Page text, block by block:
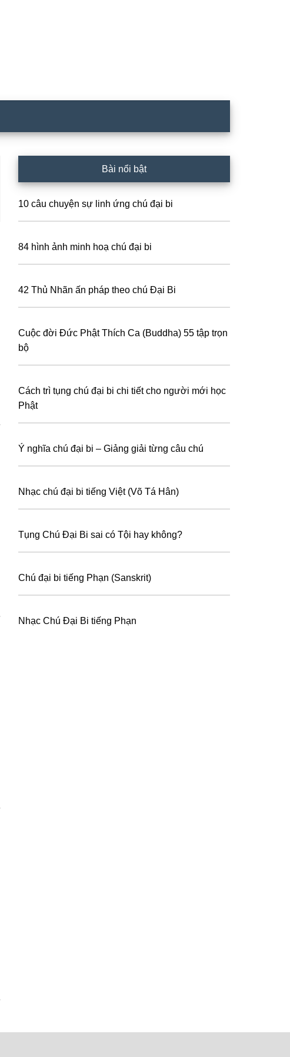
Sidebar
Bài nổi bật
10 câu chuyện sự linh ứng chú đại bi
84 hình ảnh minh hoạ chú đại bi
42 Thủ Nhãn ấn pháp theo chú Đại Bi
Cuộc đời Đức Phật Thích Ca (Buddha) 55 tập trọn
bộ
Cách trì tụng chú đại bi chi tiết cho người mới học
Phật
Ý nghĩa chú đại bi – Giảng giải từng câu chú
Nhạc chú đại bi tiếng Việt (Võ Tá Hân)
Tụng Chú Đại Bi sai có Tội hay không?
Chú đại bi tiếng Phạn (Sanskrit)
Nhạc Chú Đại Bi tiếng Phạn